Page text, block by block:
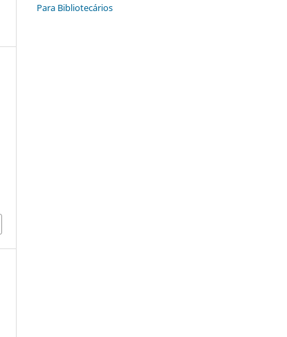
Para Bibliotecários